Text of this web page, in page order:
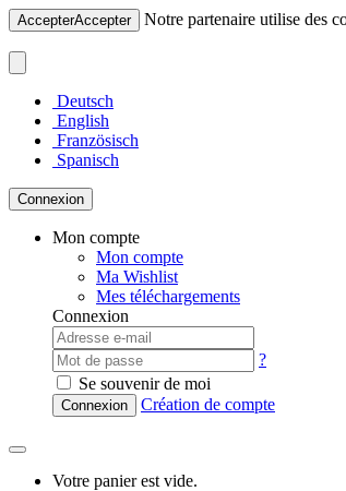
AccepterAccepter Notre partenaire utilise des
Deutsch
English
Französisch
Spanisch
Connexion
Mon compte
Mon compte
Ma Wishlist
Mes téléchargements
Connexion
?
Se souvenir de moi
Connexion Création de compte
Votre panier est vide.